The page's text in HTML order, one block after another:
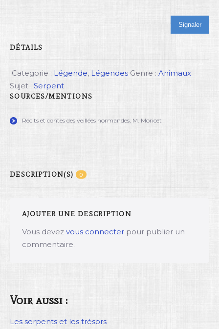
Signaler
DÉTAILS
Categorie : Légende, Légendes Genre : Animaux
Sujet : Serpent
SOURCES/MENTIONS
Récits et contes des veillées normandes, M. Moricet
DESCRIPTION(S) 0
AJOUTER UNE DESCRIPTION
Vous devez vous connecter pour publier un
commentaire.
Voir aussi :
Les serpents et les trésors